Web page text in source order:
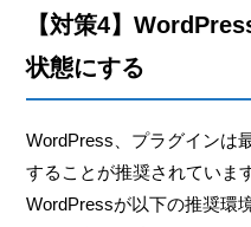
【対策4】
状態にする
WordPress、プラグインは
することが推奨されていま
WordPressが以下の推奨環